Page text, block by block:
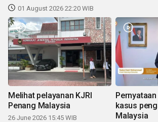
01 August 2026 22:20 WIB
Melihat pelayanan KJRI
Penang Malaysia
26 June 2026 15:45 WIB
kasus
Malaysia